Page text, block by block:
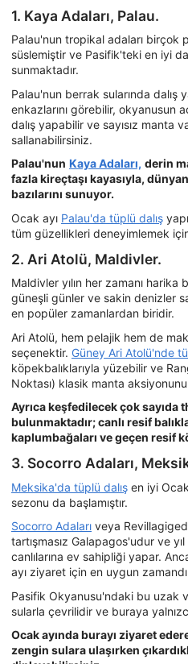
1. Kaya Adaları, Palau.
Palau'nun tropikal adaları birçok
süslemiştir ve Pasifik'teki en iyi
sunmaktadır.
Palau'nun berrak sularında
enkazlarını görebilir, okyanusun
dalış yapabilir ve sayısız manta
sallanabilirsiniz.
Palau'nun Kaya Adaları, derin
fazla kireçtaşı kayasıyla,
bazılarını sunuyor.
Ocak ayı Palau'da tüplü dalış
tüm güzellikleri deneyimlemek
2. Ari Atolü, Maldivler.
Maldivler yılın her zamanı harika
güneşli günler ve sakin denizler
en popüler zamanlardan biridir.
Ari Atolü, hem pelajik hem de
seçenektir. Güney Ari Atolü'nde
köpekbalıklarıyla yüzebilir ve
Noktası) klasik manta
Ayrıca keşfedilecek çok sayıda
bulunmaktadır; canlı resif
kaplumbağaları ve geçen resif
3. Socorro Adaları,
Meksika'da tüplü dalış en iyi
sezonu da başlamıştır.
Socorro Adaları veya
tartışmasız Galapagos'udur ve
canlılarına ev sahipliği yapar.
ayı ziyaret için en uygun
Pasifik Okyanusu'ndaki bu uzak
sularla çevrilidir ve buraya
Ocak ayında burayı ziyaret
zengin sulara ulaşırken